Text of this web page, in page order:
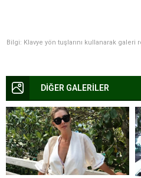
Bilgi: Klavye yön tuşlarını kullanarak
DİĞER GALERİLER